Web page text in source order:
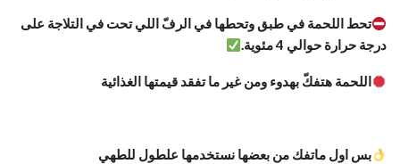
تحط اللحمة في طبق وتحطها في الرفّ اللي تحت في التلاجة على
درجة حرارة حوالي 4 مئوية.
اللحمة هتفكّ بهدوء ومن غير ما تفقد قيمتها الغذائية
بس اول ماتفك من بعضها نستخدمها علطول للطهي